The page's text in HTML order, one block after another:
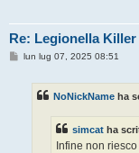
Re: Legionella Killer
Mlun lug 07, 2025 08:51
NoNickName ha
simcat ha
Infine non